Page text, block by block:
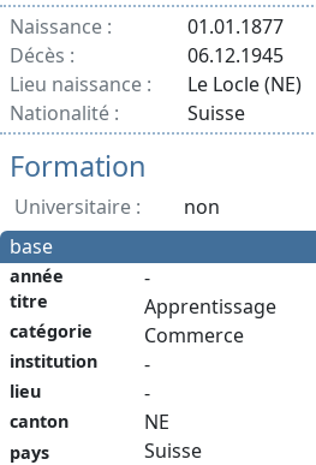
Naissance :
01.01.1877
Décès :
06.12.1945
Lieu naissance :
Le Locle (NE)
Nationalité :
Suisse
Formation
Universitaire :
non
base
année
titre
catégorie
institution
lieu
canton
pays
-
Apprentissage
Commerce
-
-
NE
Suisse